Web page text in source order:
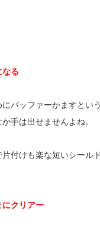
なる
バッファーかますと
手は出せませんよね。
付けも楽な短いシール
にクリアー